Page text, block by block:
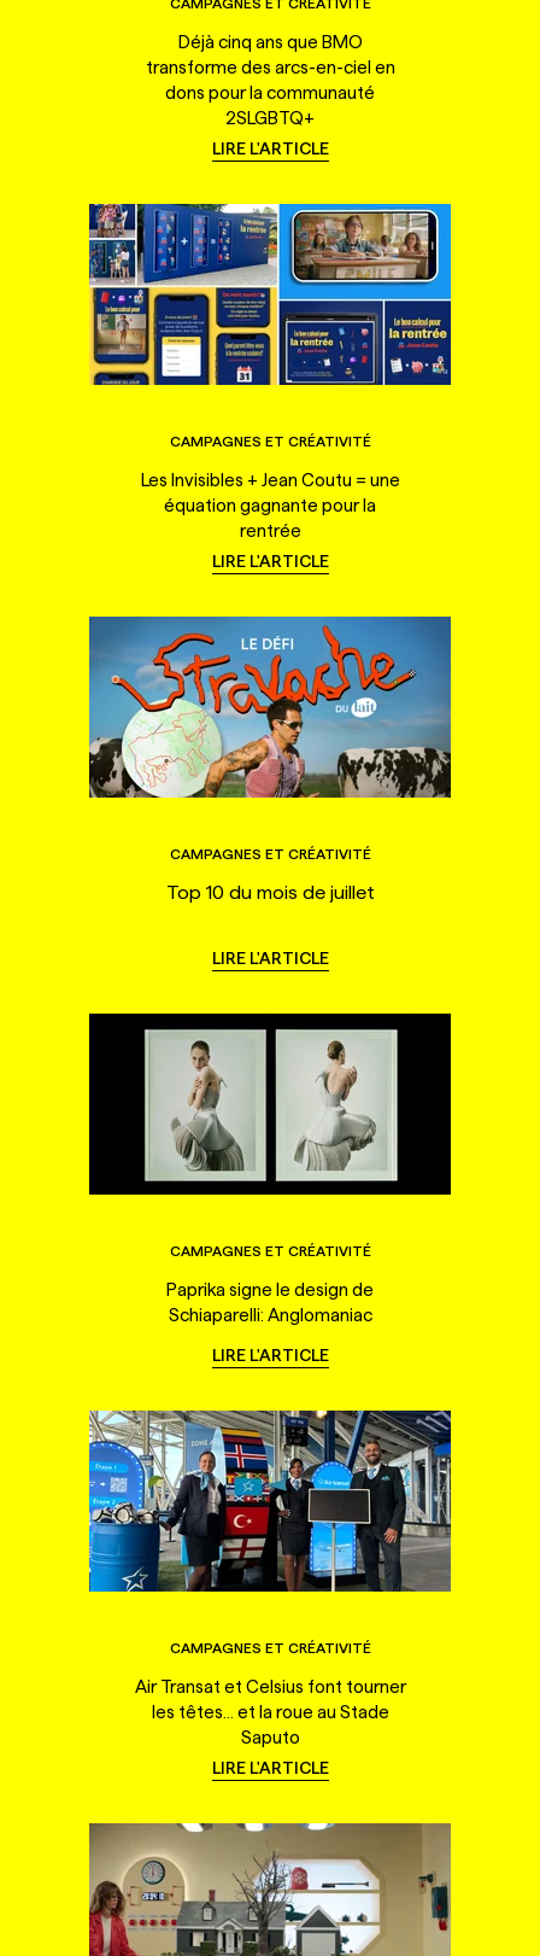
CAMPAGNES ET CRÉATIVITÉ
Déjà cinq ans que BMO
transforme des arcs-en-ciel en
dons pour la communauté
2SLGBTQ+
LIRE L'ARTICLE
CAMPAGNES ET CRÉATIVITÉ
Les Invisibles + Jean Coutu = une
équation gagnante pour la
rentrée
LIRE L'ARTICLE
CAMPAGNES ET CRÉATIVITÉ
Top 10 du mois de juillet
LIRE L'ARTICLE
CAMPAGNES ET CRÉATIVITÉ
Paprika signe le design de
Schiaparelli: Anglomaniac
LIRE L'ARTICLE
CAMPAGNES ET CRÉATIVITÉ
Air Transat et Celsius font tourner
les têtes... et la roue au Stade
Saputo
LIRE L'ARTICLE